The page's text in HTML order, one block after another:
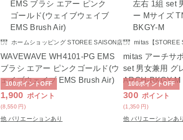
ホームショッピング STOREE SAISON店
WAVEWAVE WH4101-PG EMS
ブラシ エアー ピンクゴールド(ウ
ェイブウェイブ EMS Brush Air)
1,900 ポイント
(8,550 円)
100ポイントOFF
他 バリエーションあり
mitas【STOREE
mitas アーチサ
set 男女兼用 グ
ARCH-BKGY-M
300 ポイント
(1,350 円)
100ポイントOFF
他 バリエーションあり